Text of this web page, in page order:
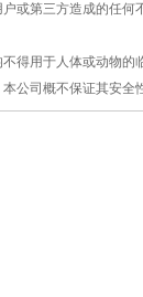
或第三方造成的任
得用于人体或动物
公司概不保证其安全